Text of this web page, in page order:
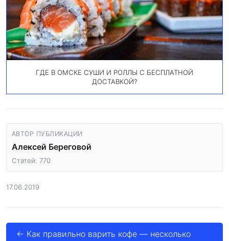
ГДЕ В ОМСКЕ СУШИ И РОЛЛЫ С БЕСПЛАТНОЙ
ДОСТАВКОЙ?
АВТОР ПУБЛИКАЦИИ
Алексей Береговой
Статей: 770
17.06.2019
← Как правильно варить кофе — несколько